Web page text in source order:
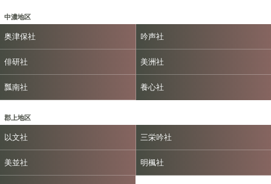
中濃地区
奥津保社 吟声社
俳研社 美洲社
瓢南社 養心社
郡上地区
以文社 三栄吟社
美並社 明楓社